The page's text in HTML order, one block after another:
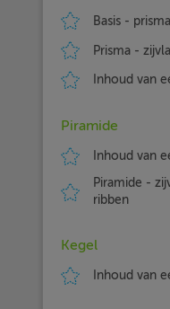
Basis - prisma
Prisma -
Inhoud van
Piramide
Inhoud van
Piramide -
ribben
Kegel
Inhoud van